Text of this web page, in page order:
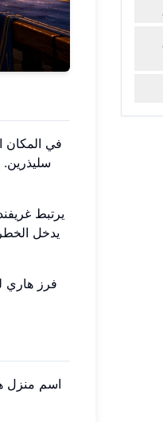
سليذرين.
يرتبط
يدخل
فرز هاري
اسم منزل